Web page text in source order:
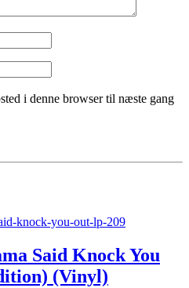
i denne browser til næste gang
Said Knock You
(Vinyl)